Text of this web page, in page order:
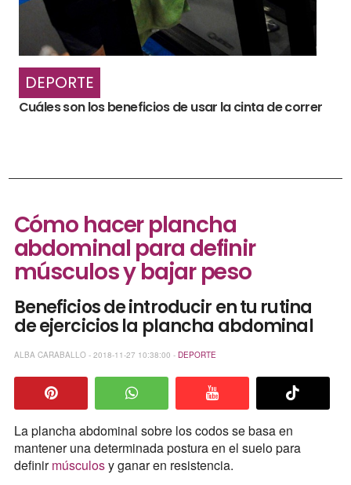
DEPORTE
Cuáles son los beneficios de usar la cinta de correr
Cómo hacer plancha
abdominal para definir
músculos y bajar peso
Beneficios de introducir en tu rutina
de ejercicios la plancha abdominal
ALBA CARABALLO - 2018-11-27 10:38:00 - DEPORTE
La plancha abdominal sobre los codos se basa en
mantener una determinada postura en el suelo para
definirmúsculosy ganar en resistencia.